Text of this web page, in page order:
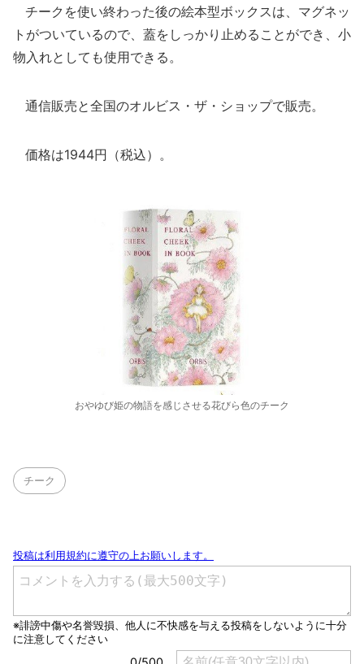
チークを使い終わった後の絵本型ボックスは、マグネッ
トがついているので、蓋をしっかり止めることができ、小
物入れとしても使用できる。
通信販売と全国のオルビス・ザ・ショップで販売。
価格は1944円（税込）。
おやゆび姫の物語を感じさせる花びら色のチーク
チーク